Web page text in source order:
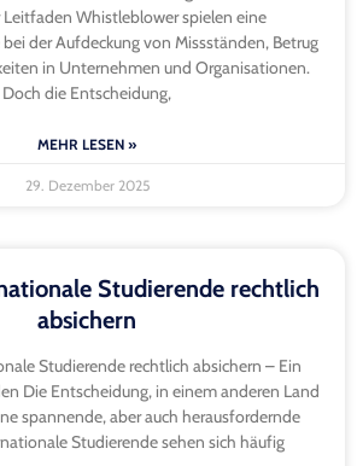
Whistleblower spielen eine
der Aufdeckung von Missständen, Betrug
in Unternehmen und Organisationen.
Doch die Entscheidung,
MEHR LESEN »
29. Dezember 2025
Studierende rechtlich
absichern
Studierende rechtlich absichern – Ein
Die Entscheidung, in einem anderen Land
spannende, aber auch herausfordernde
Studierende sehen sich häufig